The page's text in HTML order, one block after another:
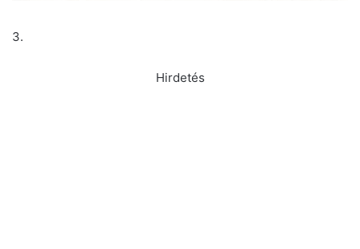
3.
Hirdetés